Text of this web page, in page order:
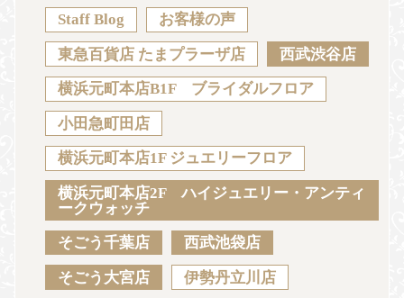
Anniversary
News Blog
Sustainability Voice Catalog
JA EN CH KO
Staff Blog お客様の声
東急百貨店 たまプラーザ店 西武渋谷店
横浜元町本店B1F ブライダルフロア
小田急町田店
横浜元町本店1F ジュエリーフロア
横浜元町本店2F ハイジュエリー・アンティ
ークウォッチ
そごう千葉店 西武池袋店
そごう大宮店 伊勢丹立川店